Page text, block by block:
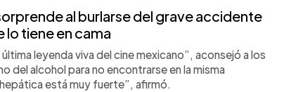
al burlarse del grave accidente
lo tiene en cama
leyenda viva del cine mexicano”, aconsejó a los
del alcohol para no encontrarse en la misma
está muy fuerte”, afirmó.